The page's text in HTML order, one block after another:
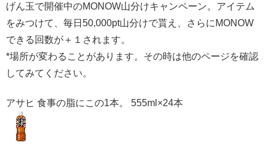
げん玉で開催中のMONOW山分けキャンペーン。アイテム
をみつけて、毎日50,000pt山分けで貰え、さらにMONOW
できる回数が＋１されます。
*場所が変わることがあります。その時は他のページを確認
してみてください。
アサヒ 食事の脂にこの1本。 555ml×24本